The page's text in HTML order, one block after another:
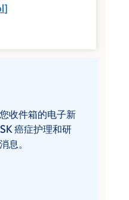
]
收件箱的电子新
癌症护理和研
息。